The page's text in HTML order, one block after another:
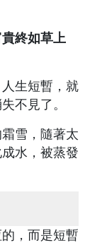
終如草上
生短暫，就
不見了。
雪，隨著太
水，被蒸發
，而是短暫